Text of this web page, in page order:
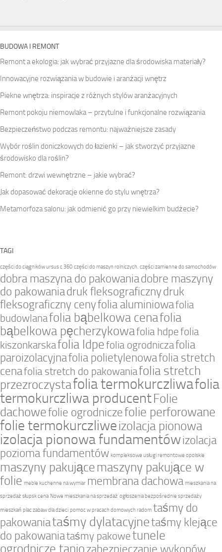
BUDOWA I REMONT
Remont a ekologia: jak wybrać przyjazne dla środowiska materiały?
Innowacyjne rozwiązania w budowie i aranżacji wnętrz
Piekne wnętrza: inspiracje z różnych stylów aranżacyjnych
Remont pokoju niemowlaka – przytulne i funkcjonalne rozwiązania
Bezpieczeństwo podczas remontu: najważniejsze zasady
Wybór roślin doniczkowych do łazienki – jak stworzyć przyjazne
środowisko dla roślin?
Remont: drzwi wewnętrzne – jakie wybrać?
Jak dopasować dekoracje okienne do stylu wnętrza?
Metamorfoza salonu: jak odmienić go przy niewielkim budżecie?
TAGI
części do ciągników ursus c 360 części do maszyn rolniczych. części zamienne do samochodów
dobra maszyna do pakowaniadobre maszyny
do pakowaniadruk fleksograficznydruk
fleksograficzny cenyfolia aluminiowafolia
budowlanafolia bąbelkowa cenafolia
bąbelkowa pęcherzykowafolia hdpefolia
kiszonkarskafolia ldpefolia ogrodniczafolia
paroizolacyjnafolia polietylenowafolia stretch
cenafolia stretch do pakowaniafolia stretch
przezroczystafolia termokurczliwafolia
termokurczliwa producentFolie
dachowefolie ogrodniczefolie perforowane
folie termokurczliwe izolacja pionowa
izolacja pionowa fundamentówizolacja
pozioma fundamentów kompleksowe usługi remontowe opolskie
maszyny pakujące maszyny pakujące w
folie meble kuchenne na wymiar membrana dachowa mieszkania na
sprzedaż słupsk cena Nowe mieszkania na sprzedaż ogłoszenia bezpośrednie sprzedaży
mieszkań plac zabaw dla dzieci pomoc w pracach domowych radom taśmy do
pakowaniataśmy dylatacyjnetaśmy klejące
do pakowaniataśmy pakowetunele
ogrodnicze taniozabezpieczanie wykopów